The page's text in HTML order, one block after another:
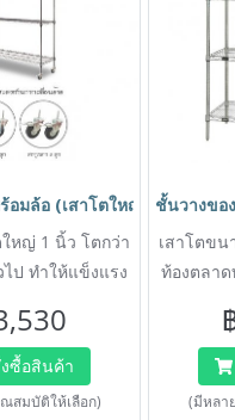
อมล้อ (เสาโตใหญ่1นิ้ว) ชั้นอ
หญ่ 1 นิ้ว โตกว่า
ป ทำให้แข็งแรง
ระกอบได้โดยไม่
งมือ สำหรับใช้ใน
นค้า,ธุรกิจ,คลัง
ซื้อสินค้า
สมบัติให้เลือก)
ชั้นวางขอ
เสาโตข
ท้องตลา
ถอดออก
ต้องใช้เ
บ้าน ,ข
(มีหลา